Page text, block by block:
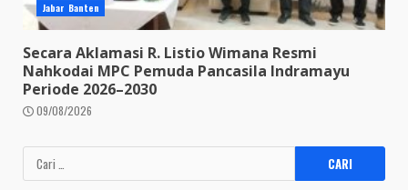
Jabar Banten
Secara Aklamasi R. Listio Wimana Resmi
Nahkodai MPC Pemuda Pancasila Indramayu
Periode 2026–2030
09/08/2026
Cari
untuk: